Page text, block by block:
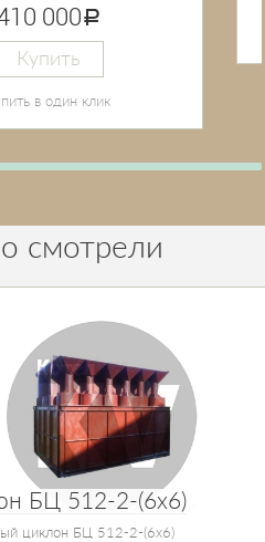
000руб.
Купить
в один клик
смотрели
БЦ 512-2-(6x6)
циклон БЦ 512-2-(6x6)